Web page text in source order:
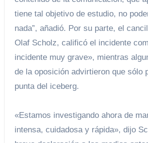
tiene tal objetivo de estudio, no
nada”, añadió. Por su parte, el
Olaf Scholz, calificó el incidente
incidente muy grave», mientras
de la oposición advirtieron que sólo
punta del iceberg.
«Estamos investigando ahora de
intensa, cuidadosa y rápida», dijo